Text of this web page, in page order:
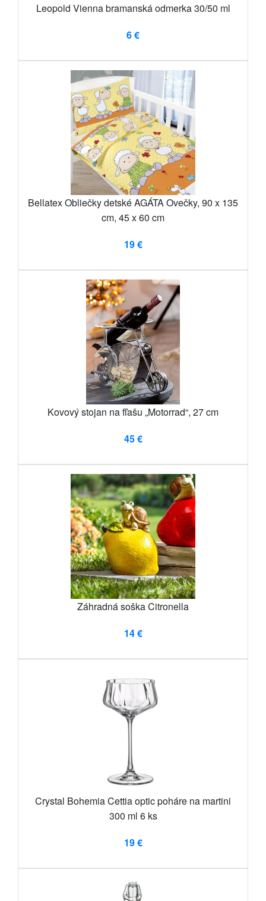
Leopold Vienna bramanská odmerka 30/50 ml
6 €
Bellatex Obliečky detské AGÁTA Ovečky, 90 x 135
cm, 45 x 60 cm
19 €
Kovový stojan na fľašu „Motorrad“, 27 cm
45 €
Záhradná soška Citronella
14 €
Crystal Bohemia Cettia optic poháre na martini
300 ml 6 ks
19 €